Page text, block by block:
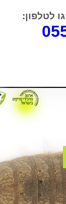
לטלפון:
מצוינים. הגיע
ניגש מיד לעבודה
את החולדה. הסביר
מונעת.